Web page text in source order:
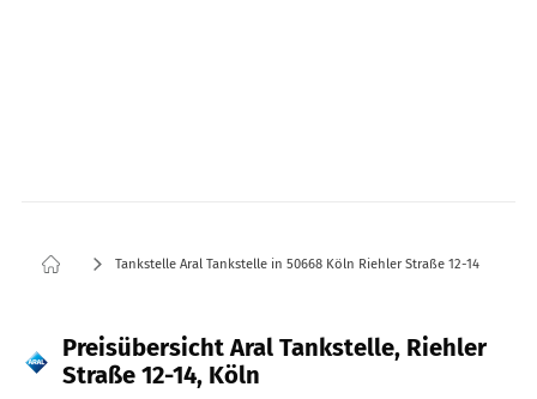
Tankstelle Aral Tankstelle in 50668 Köln Riehler Straße 12-14
Preisübersicht Aral Tankstelle, Riehler
Straße 12-14, Köln